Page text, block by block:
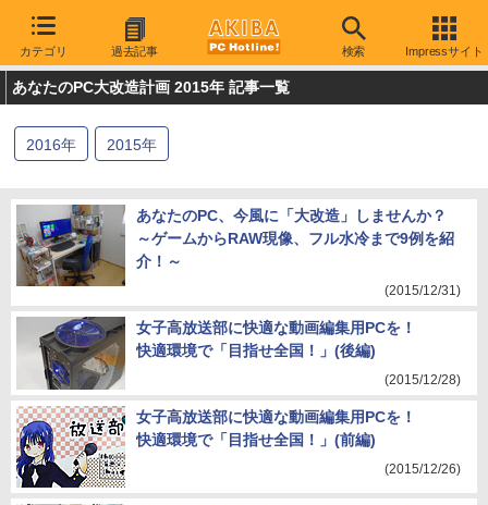
カテゴリ 過去記事 検索 Impressサイト
あなたのPC大改造計画 2015年 記事一覧
2016年 2015年
あなたのPC、今風に「大改造」しませんか？
～ゲームからRAW現像、フル水冷まで9例を紹
介！～
(2015/12/31)
女子高放送部に快適な動画編集用PCを！
快適環境で「目指せ全国！」(後編)
(2015/12/28)
女子高放送部に快適な動画編集用PCを！
快適環境で「目指せ全国！」(前編)
(2015/12/26)